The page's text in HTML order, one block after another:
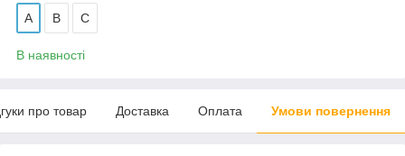
А В С
В наявності
про товар Доставка Оплата Умови повернення